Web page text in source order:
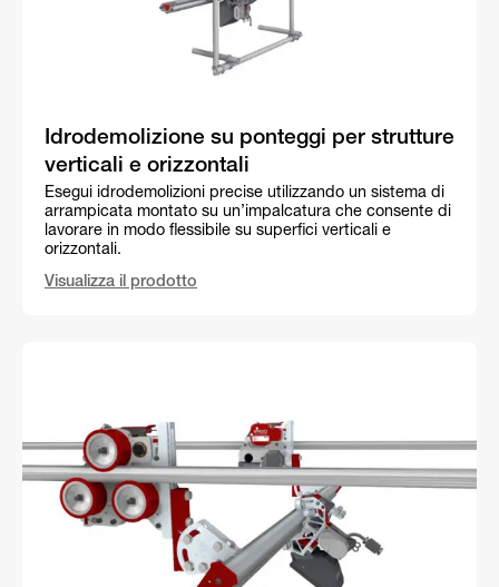
Idrodemolizione su ponteggi per strutture
verticali e orizzontali
Esegui idrodemolizioni precise utilizzando un sistema di
arrampicata montato su un’impalcatura che consente di
lavorare in modo flessibile su superfici verticali e
orizzontali.
Visualizza il prodotto